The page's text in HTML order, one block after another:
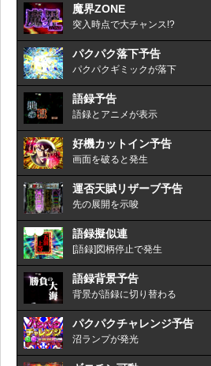
魔界ZONE
突入時点で大チャンス!?
パクパク落下予告
パクパクギミックが落下
語録予告
語録とアニメが表示
好機カットイン予告
画面を破ると発生
運否天賦リザーブ予告
先の展開を示唆
語録擬似連
[語録]図柄停止で発生
語録背景予告
背景が語録に切り替わる
パクパクチャレンジ予告
沼ランプが発光